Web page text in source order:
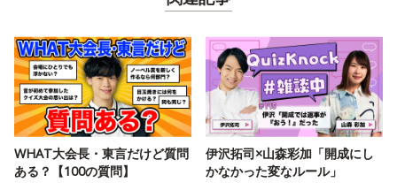
WHAT大会長・東言だけど質問
ある？【100の質問】
伊沢拓司×山森彩加「開成にし
かなかった変なルール」